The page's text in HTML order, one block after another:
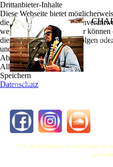
Charlie
zugewandt, gelegentlich auch mit
* Für die Richtigkeit, den Inhalt und die
keine
Drittanbieter-Inhalte
Diese Webseite bietet
die von Drittanbietern
werden. Diese Drittanbieter
die Nutzeraktivität zu verfolgen
und zu optimieren.
Ablehnen
Alle akzeptieren
Speichern
Datenschutz